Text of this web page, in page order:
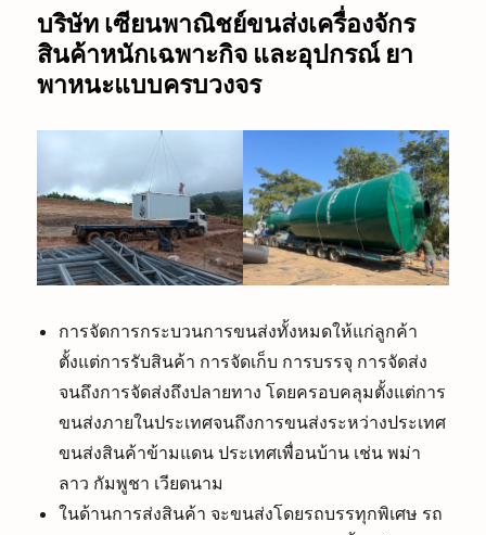
บริษัท เซียนพาณิชย์ขนส่งเครื่องจักร
สินค้าหนักเฉพาะกิจ และอุปกรณ์ ยา
พาหนะแบบครบวงจร
การจัดการกระบวนการขนส่งทั้งหมดให้แก่ลูกค้า
ตั้งแต่การรับสินค้า การจัดเก็บ การบรรจุ การจัดส่ง
จนถึงการจัดส่งถึงปลายทาง โดยครอบคลุมตั้งแต่การ
ขนส่งภายในประเทศจนถึงการขนส่งระหว่างประเทศ
ขนส่งสินค้าข้ามแดน ประเทศเพื่อนบ้าน เช่น พม่า
ลาว กัมพูชา เวียดนาม
ในด้านการส่งสินค้า จะขนส่งโดยรถบรรทุกพิเศษ รถ